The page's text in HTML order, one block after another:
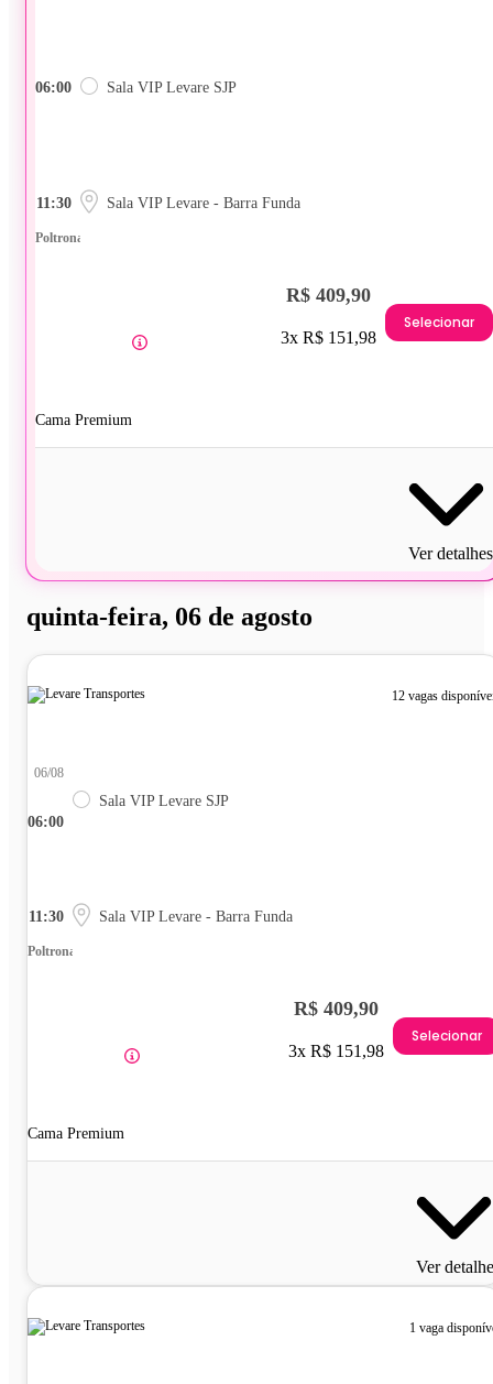
06:00 Sala VIP Levare SJP
11:30 Sala VIP Levare - Barra Funda
Poltrona
Cama Premium
R$ 409,90
3x R$ 151,98
Selecionar
Ver detalhes
quinta-feira, 06 de agosto
12 vagas
06:00
06/08
Sala VIP Levare SJP
11:30 Sala VIP Levare - Barra Funda
Poltrona
Cama Premium
R$ 409,90
3x R$ 151,98
Selecionar
Ver
1 vaga